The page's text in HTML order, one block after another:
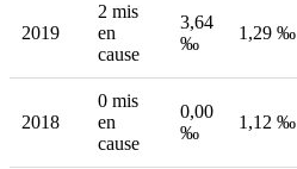
2019
2 mis
en
cause
3,64
‰
1,29 ‰
2018
0 mis
en
cause
0,00
‰
1,12 ‰